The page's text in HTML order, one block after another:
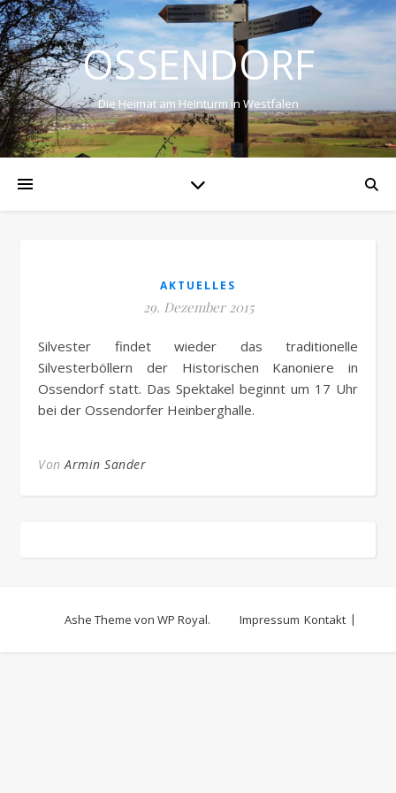
OSSENDORF
Die Heimat am Heinturm in Westfalen
AKTUELLES
29. Dezember 2015
Silvester findet wieder das traditionelle
Silvesterböllern der Historischen Kanoniere in
Ossendorf statt. Das Spektakel beginnt um 17 Uhr
bei der Ossendorfer Heinberghalle.
VonArmin Sander
Impressum Kontakt
Ashe Theme von WP Royal.